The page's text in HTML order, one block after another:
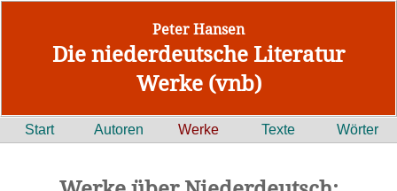
Peter Hansen
Die niederdeutsche Literatur
Werke (vnb)
Start Autoren Werke Texte Wörter